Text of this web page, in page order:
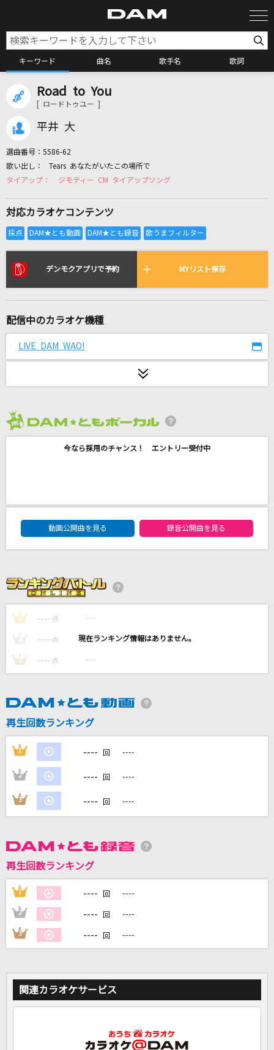
キーワード 曲名 歌手名 歌詞
カラオケ検索
カラオケリクエスト
リアルタイムで歌われている曲の一覧
Silent Jealousy
HOWEVER
GLAY
Fan Letter
ME:I
TED KID & Futuristic Swaver
Official髭男dism
セブンティーン
[生音]怪盗
EXILE
もっと見る
カラオケ最新情報をチェック！
DAMに会員登録・ログインして
自宅でカラオケ歌い放題！
Road to You
[ ロードトゥユー ]
平井 大
選曲番号： 5586-62
Tears あなたがいたこの場所で
ジモティー CM タイアップソング
対応カラオケコンテンツ
デンモクアプリで予約 MYリスト保存
配信中のカラオケ機種
LIVE DAM WAO!
今なら採用のチャンス！ エントリー受付中
DAM★ともボーカルエントリーランキング
動画公開曲を見る
録音公開曲を見る
1 ---- 点 ----
---- 点 ----
3 ---- 点 ----
再生回数ランキング
1 ---- 回 ----
2 ---- 回 ----
3 ---- 回 ----
再生回数ランキング
1 ---- 回 ----
2 ---- 回 ----
3 ---- 回 ----
関連カラオケサービス